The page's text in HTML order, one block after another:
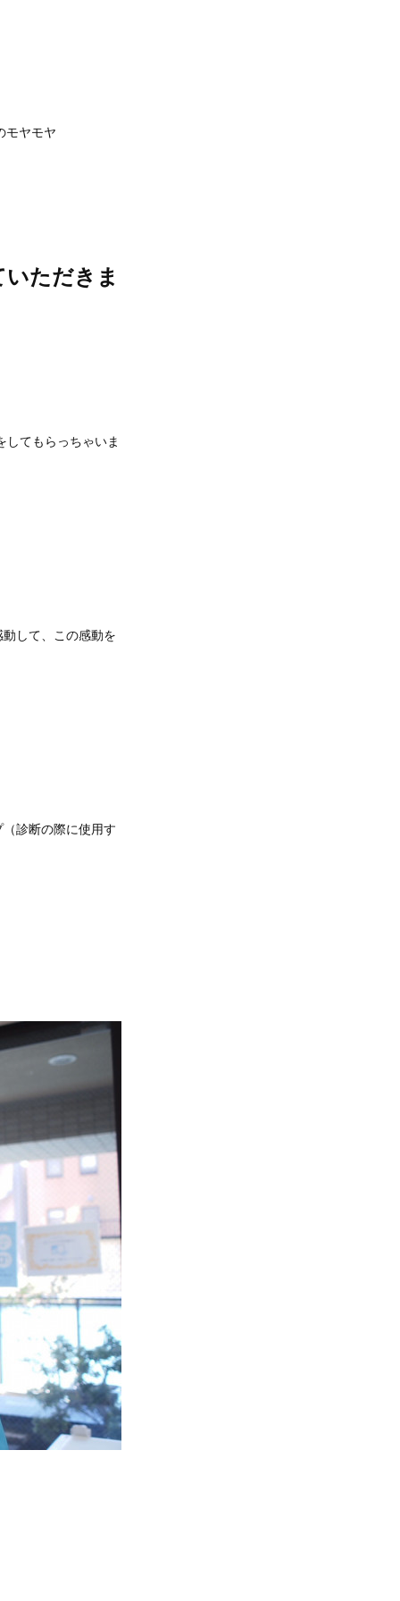
ヤモヤ
ただきま
してもらっちゃいま
して、この感動を
診断の際に使用す